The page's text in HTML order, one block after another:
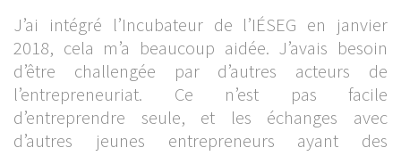
J’ai intégré l’Incubateur de l’IÉSEG en janvier
2018, cela m’a beaucoup aidée. J’avais besoin
d’être challengée par d’autres acteurs de
l’entrepreneuriat. Ce n’est pas facile
d’entreprendre seule, et les échanges avec
d’autres jeunes entrepreneurs ayant des